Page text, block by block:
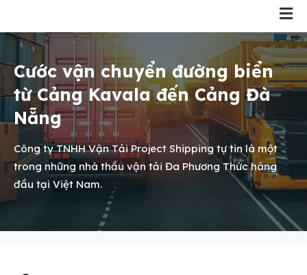
Cước vận chuyển đường biển
từ Cảng Kavala đến Cảng Đà
Nẵng
Công ty TNHH Vận Tải Project Shipping tự tin là một
trong những nhà thầu vận tải Đa Phương Thức hàng
đầu tại Việt Nam.